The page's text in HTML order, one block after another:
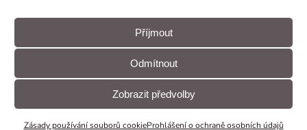
Příjmout
Odmítnout
Zobrazit předvolby
Zásady používání souborů cookieProhlášení o ochraně osobních údajů
a recyklace
Granty a
© CUE, a.s.
Všechna práva
vyhrazena
Předvolby Prohlášení